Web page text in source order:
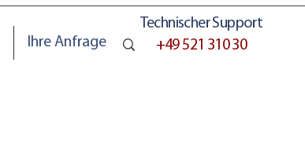
Technischer Support
+49 521 310 30
Ihre Anfrage